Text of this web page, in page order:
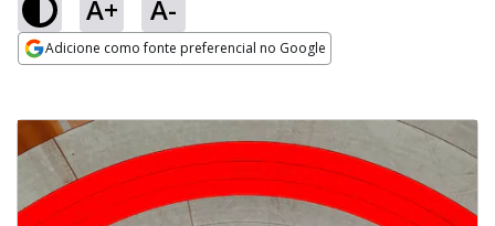
A+ A-
Adicione como fonte preferencial no Google